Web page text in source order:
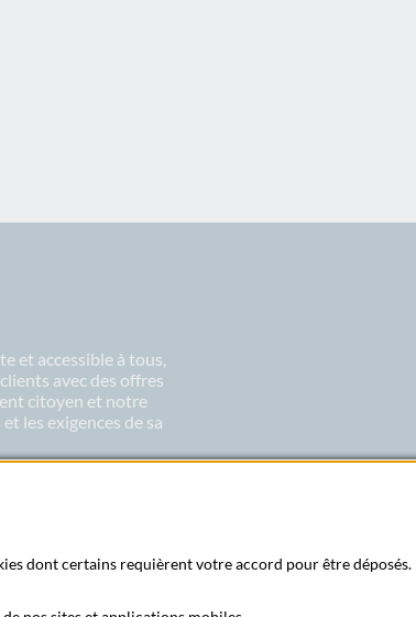
et accessible à tous,
avec des offres
citoyen et notre
les exigences de sa
dont certains requièrent votre accord pour être déposés.